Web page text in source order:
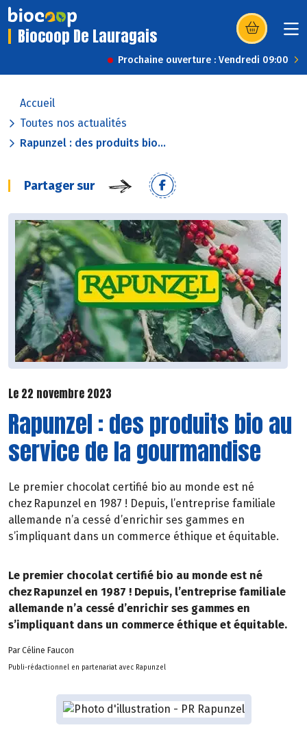
Biocoop De Lauragais (s’ouvre dans
Prochaine ouverture : Vendredi 09:00
Accueil
Toutes nos actualités
Rapunzel : des produits bio...
Partager sur
Le 22 novembre 2023
Rapunzel : des produits bio au
service de la gourmandise
Le premier chocolat certifié bio au monde est né
chez Rapunzel en 1987 ! Depuis, l’entreprise familiale
allemande n’a cessé d’enrichir ses gammes en
s’impliquant dans un commerce éthique et équitable.
Le premier chocolat certifié bio au monde est né
chez Rapunzel en 1987 ! Depuis, l’entreprise familiale
allemande n’a cessé d’enrichir ses gammes en
s’impliquant dans un commerce éthique et équitable.
Par Céline Faucon
Publi-rédactionnel en partenariat avec Rapunzel